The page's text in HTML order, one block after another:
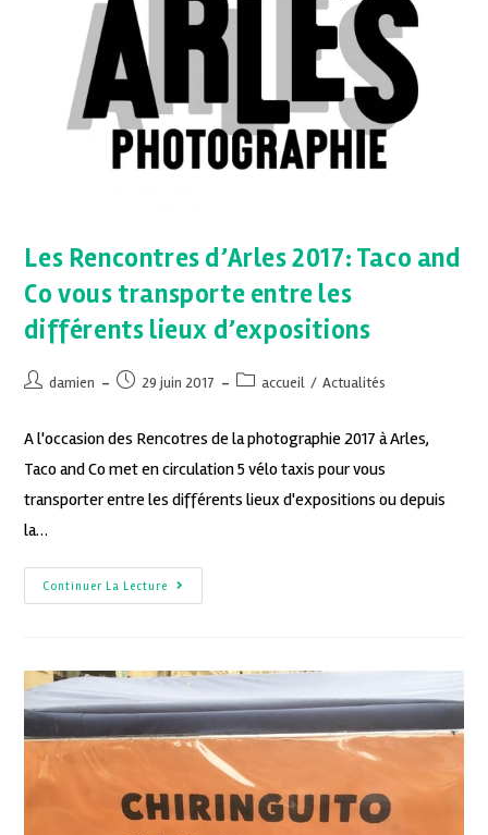
Les Rencontres d’Arles 2017: Taco and
Co vous transporte entre les
différents lieux d’expositions
damien 29 juin 2017 accueil / Actualités
A l'occasion des Rencotres de la photographie 2017 à Arles,
Taco and Co met en circulation 5 vélo taxis pour vous
transporter entre les différents lieux d'expositions ou depuis
la…
Continuer La Lecture